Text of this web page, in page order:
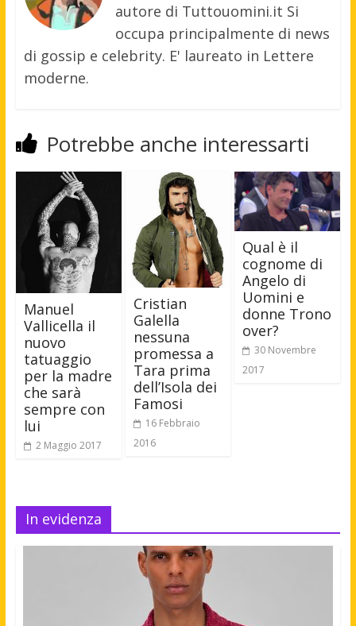
autore di Tuttouomini.it Si
occupa principalmente di news
di gossip e celebrity. E' laureato in Lettere
moderne.
Potrebbe anche interessarti
Manuel
Vallicella il
nuovo
tatuaggio
per la madre
che sarà
sempre con
lui
2 Maggio 2017
Cristian
Galella
nessuna
promessa a
Tara prima
dell’Isola dei
Famosi
16 Febbraio
2016
Qual è il
cognome di
Angelo di
Uomini e
donne Trono
over?
30 Novembre
2017
In evidenza